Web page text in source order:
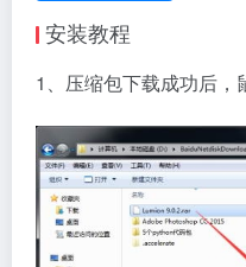
安装教程
1、压缩包下载成功后，